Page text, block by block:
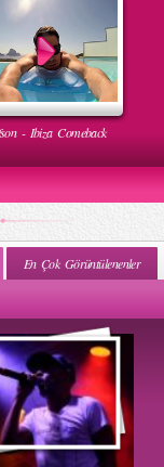
- Ibiza Comeback
En Çok Görüntülenenler